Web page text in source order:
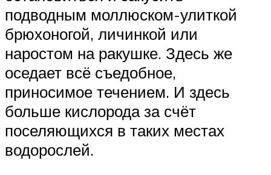
подводным моллюском-улиткой
брюхоногой, личинкой или
наростом на ракушке. Здесь же
оседает всё съедобное,
приносимое течением. И здесь
больше кислорода за счёт
поселяющихся в таких местах
водорослей.